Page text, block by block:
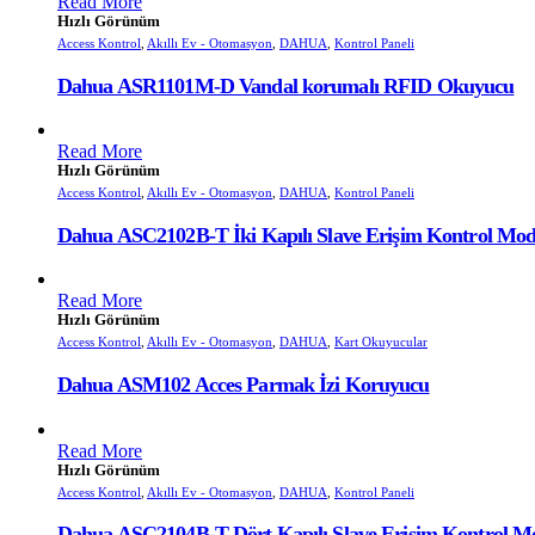
Hızlı Görünüm
Access Kontrol Akıllı Ev - Otomasyon DAHUA Kontrol Paneli
Dahua ASR1101M-D Vandal korumalı RFID Okuyucu
Read More
Hızlı Görünüm
Access Kontrol Akıllı Ev - Otomasyon DAHUA Kontrol Paneli
Dahua ASC2102B-T İki Kapılı Slave Erişim Kontrol
Read More
Hızlı Görünüm
Access Kontrol Akıllı Ev - Otomasyon DAHUA Kart Okuyucular
Dahua ASM102 Acces Parmak İzi Koruyucu
Read More
Hızlı Görünüm
Access Kontrol Akıllı Ev - Otomasyon DAHUA Kontrol Paneli